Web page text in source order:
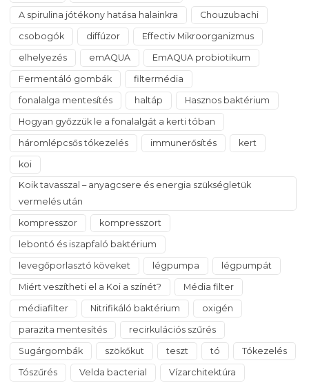
A spirulina jótékony hatása halainkra Chouzubachi
csobogók diffúzor Effectiv Mikroorganizmus
elhelyezés emAQUA EmAQUA probiotikum
Fermentáló gombák filtermédia
fonalalga mentesítés haltáp Hasznos baktérium
Hogyan győzzük le a fonalalgát a kerti tóban
háromlépcsős tókezelés immunerősítés kert
koi
Koik tavasszal – anyagcsere és energia szükségletük
vermelés után
kompresszor kompresszort
lebontó és iszapfaló baktérium
levegőporlasztó köveket légpumpa légpumpát
Miért veszítheti el a Koi a színét? Média filter
médiafilter Nitrifikáló baktérium oxigén
parazita mentesítés recirkulációs szűrés
Sugárgombák szökőkut teszt tó Tókezelés
Tószűrés Velda bacterial Vízarchitektúra